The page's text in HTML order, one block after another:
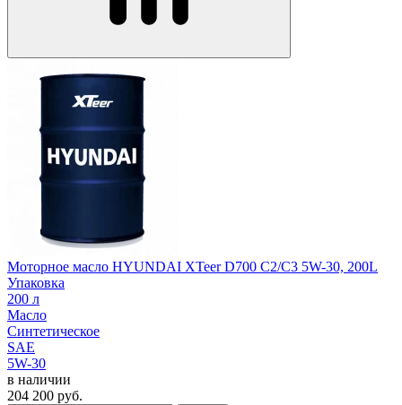
Моторное масло HYUNDAI XTeer D700 C2/C3 5W-30, 200L
Упаковка
200 л
Масло
Синтетическое
SAE
5W-30
в наличии
204 200 руб.